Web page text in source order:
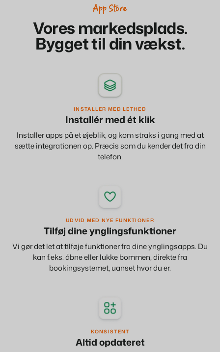
Generer leads til at sælge dine udlejningsobjekter.
BEX Linguist
Hils på gæsterne på deres eget sprog.
Den stærke kombination af branding og performance marketing
Markedsføring af fast ejendom
Dit projekt blev udsolgt på ingen tid.
BEX Oversigt
Opdag de uendelige muligheder på Booking Experts-
Opdag fordelene ved bookingeksperter til bekymringer og
Bookingeksperter sætter
Read all stories
Customer Success Team
Få svar på dine spørgsmål
Om os
Historien bag Booking Experts.
App Store
Vores markedsplads.
Bygget til din vækst.
INSTALLER MED LETHED
Installér med ét klik
Installer apps på et øjeblik, og kom straks i gang med at
sætte integrationen op. Præcis som du kender det fra din
telefon.
UDVID MED NYE FUNKTIONER
Tilføj dine ynglingsfunktioner
Vi gør det let at tilføje funktioner fra dine ynglingsapps. Du
kan f.eks. åbne eller lukke bommen, direkte fra
bookingsystemet, uanset hvor du er.
KONSISTENT
Altid opdateret